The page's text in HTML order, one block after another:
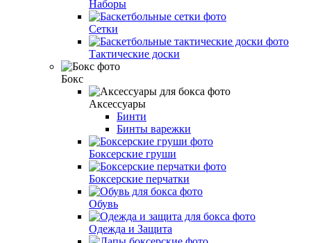
Наборы
Сетки
Тактические доски
Бокс
Аксессуары
Бинти
Бинты варежки
Боксерские груши
Боксерские перчатки
Обувь
Одежда и Защита